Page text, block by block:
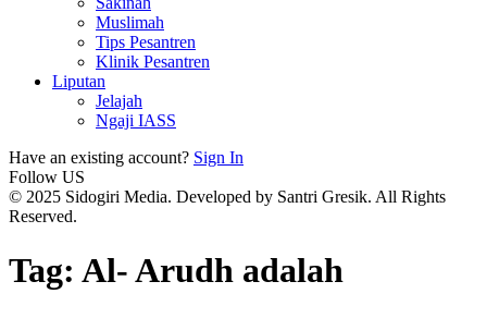
Muslimah
Tips Pesantren
Klinik Pesantren
Liputan
Jelajah
Ngaji IASS
Have an existing account? Sign In
Follow US
© 2025 Sidogiri Media. Developed by Santri Gresik. All Rights
Reserved.
Tag: Al- Arudh adalah